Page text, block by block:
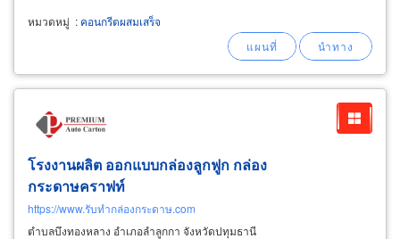
ซึม สำหรับพื้นที่สัมผัสน้ำ หรือความชื้น เช่น สระ
ว่ายน้ำ ถังเก็บน้ำ พื้นห้องน้ำ เป็นต้น บริการรับ
หมวดหมู่ : คอนกรีตผสมเสร็จ
โรงงานผลิต ออกแบบกล่องลูกฟูก กล่อง
กระดาษคราฟท์
https://www.รับทำกล่องกระดาษ.com
ตำบลบึงทองหลาง อำเภอลำลูกกา จังหวัดปทุมธานี